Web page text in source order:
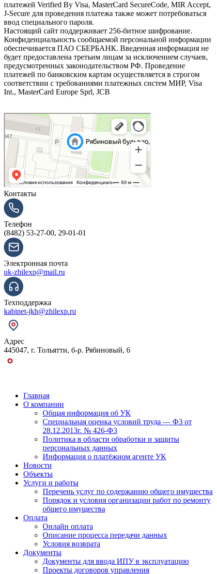
платежей Verified By Visa, MasterCard SecureCode, MIR Accept,
J-Secure для проведения платежа также может потребоваться
ввод специального пароля.
Настоящий сайт поддерживает 256-битное шифрование.
Конфиденциальность сообщаемой персональной информации
обеспечивается ПАО СБЕРБАНК. Введенная информация не
будет предоставлена третьим лицам за исключением случаев,
предусмотренных законодательством РФ. Проведение
платежей по банковским картам осуществляется в строгом
соответствии с требованиями платежных систем МИР, Visa
Int., MasterCard Europe Sprl, JCB
Контакты
Телефон
(8482) 53-27-00, 29-01-01
Электронная почта
uk-zhilexp@mail.ru
Техподдержка
kabinet-jkh@zhilexp.ru
Адрес
445047, г. Тольятти, б-р. Рябиновый, 6
Главная
О компании
Общая информация об УК
Специальная оценка условий труда — Ф3 от
28.12.2013г. № 426-Ф3
Политика в области обработки и защиты
персональных данных
Информация о платёжном агенте УК
Новости
Объекты
Услуги и работы
Перечень услуг по содержанию общего имущества
Порядок и условия организации работ по ремонту
общего имущества
Оплата
Онлайн оплата
Описание процесса передачи данных
Условия возврата
Документы
Документы для ввода ИПУ в эксплуатацию
Проекты договоров управления